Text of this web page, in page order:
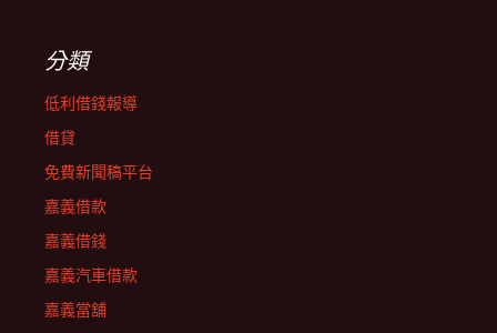
分類
低利借錢報導
借貸
免費新聞稿平台
嘉義借款
嘉義借錢
嘉義汽車借款
嘉義當舖